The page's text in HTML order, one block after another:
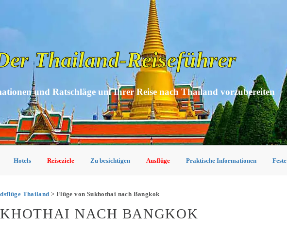
Thailand-Reiseführer
und Ratschläge um Ihrer Reise nach Thailand vorzubereiten
Hotels Reiseziele Zu besichtigen Ausflüge Praktische Informationen Feste
Thailand > Flüge von Sukhothai nach Bangkok
NACH BANGKOK